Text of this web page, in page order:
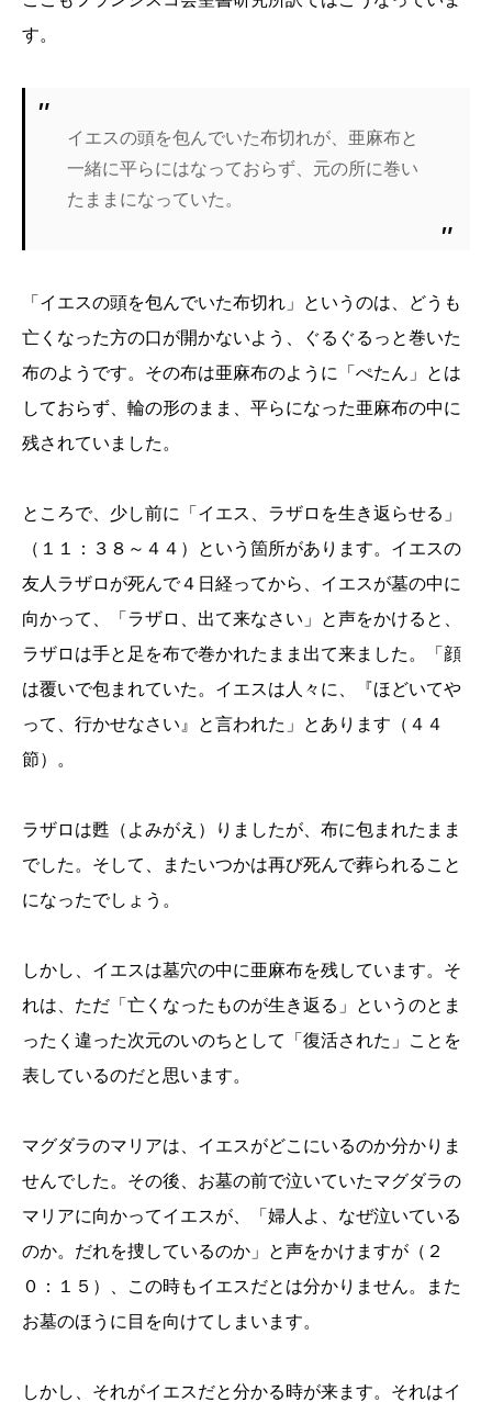
す。
イエスの頭を包んでいた布切れが、亜麻布と
一緒に平らにはなっておらず、元の所に巻い
たままになっていた。
「イエスの頭を包んでいた布切れ」というのは、どうも
亡くなった方の口が開かないよう、ぐるぐるっと巻いた
布のようです。その布は亜麻布のように「ぺたん」とは
しておらず、輪の形のまま、平らになった亜麻布の中に
残されていました。
ところで、少し前に「イエス、ラザロを生き返らせる」
（１１：３８～４４）という箇所があります。イエスの
友人ラザロが死んで４日経ってから、イエスが墓の中に
向かって、「ラザロ、出て来なさい」と声をかけると、
ラザロは手と足を布で巻かれたまま出て来ました。「顔
は覆いで包まれていた。イエスは人々に、『ほどいてや
って、行かせなさい』と言われた」とあります（４４
節）。
ラザロは甦（よみがえ）りましたが、布に包まれたまま
でした。そして、またいつかは再び死んで葬られること
になったでしょう。
しかし、イエスは墓穴の中に亜麻布を残しています。そ
れは、ただ「亡くなったものが生き返る」というのとま
ったく違った次元のいのちとして「復活された」ことを
表しているのだと思います。
マグダラのマリアは、イエスがどこにいるのか分かりま
せんでした。その後、お墓の前で泣いていたマグダラの
マリアに向かってイエスが、「婦人よ、なぜ泣いている
のか。だれを捜しているのか」と声をかけますが（２
０：１５）、この時もイエスだとは分かりません。また
お墓のほうに目を向けてしまいます。
しかし、それがイエスだと分かる時が来ます。それはイ